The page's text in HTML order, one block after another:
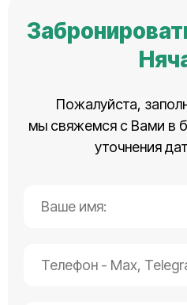
Пожалуйста,
мы свяжемся с Вами в
уточнения